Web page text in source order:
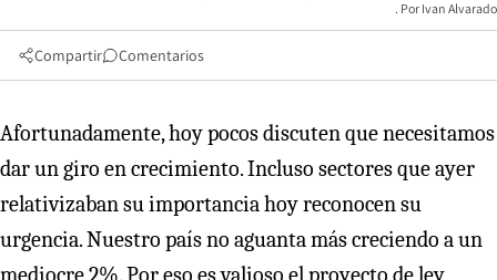
Ivan Alvarado
Compartir Comentarios
Afortunadamente, hoy pocos discuten que necesitamos
dar un giro en crecimiento. Incluso sectores que ayer
relativizaban su importancia hoy reconocen su
urgencia. Nuestro país no aguanta más creciendo a un
mediocre 2%. Por eso es valioso el proyecto de ley